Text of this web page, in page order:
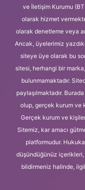
ve İletişim Kurumu
olarak hizmet
olarak denetleme veya
Ancak, üyelerimiz
siteye üye olarak bu
sitesi, herhangi bir
bulunmamaktadır.
paylaşılmaktadır.
olup, gerçek kurum ve
Gerçek kurum ve
Sitemiz, kar amacı
platformudur.
düşündüğünüz içerikleri,
bildirmeniz halinde,